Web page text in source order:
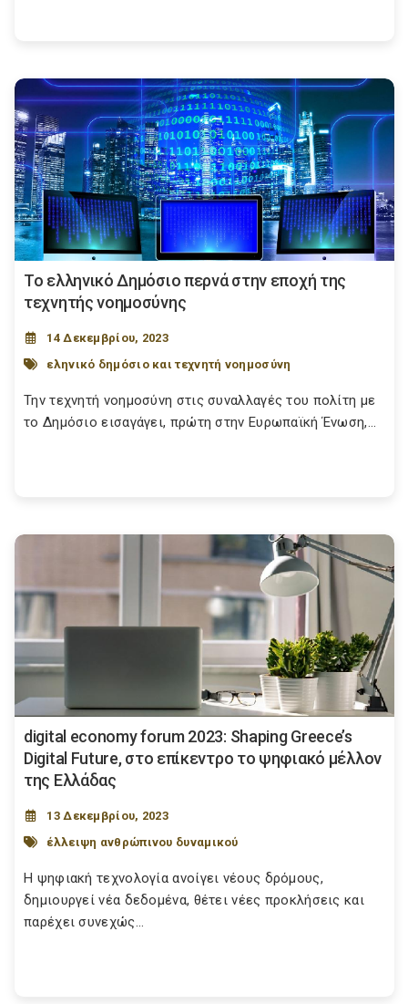
Το ελληνικό Δημόσιο περνά στην εποχή της
τεχνητής νοημοσύνης
14 Δεκεμβρίου, 2023
εληνικό δημόσιο και τεχνητή νοημοσύνη
Την τεχνητή νοημοσύνη στις συναλλαγές του πολίτη με
το Δημόσιο εισαγάγει, πρώτη στην Ευρωπαϊκή Ένωση,...
digital economy forum 2023: Shaping Greece’s
Digital Future, στο επίκεντρο το ψηφιακό μέλλον
της Ελλάδας
13 Δεκεμβρίου, 2023
έλλειψη ανθρώπινου δυναμικού
Η ψηφιακή τεχνολογία ανοίγει νέους δρόμους,
δημιουργεί νέα δεδομένα, θέτει νέες προκλήσεις και
παρέχει συνεχώς...